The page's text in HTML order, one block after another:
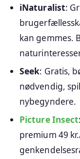
iNaturalist:
kan gemmes.
Seek: Gratis,
nødvendig,
nybegyndere.
Picture Insect
premium 49